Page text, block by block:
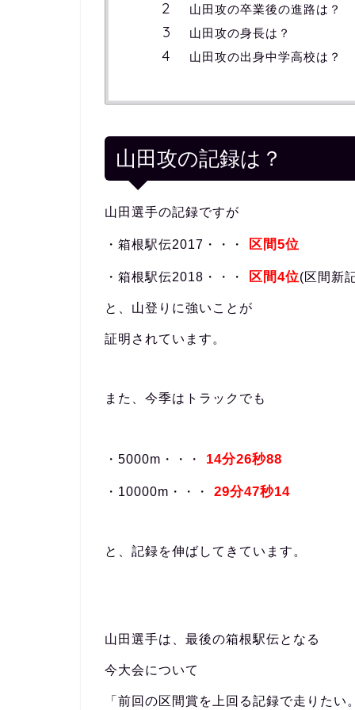
山田攻の卒業後の進路は？
山田攻の身長は？
山田攻の出身中学高校は？
山田攻の記録は？
山田選手の記録ですが
・箱根駅伝2017・・・ 区間5位
・箱根駅伝2018・・・ 区間4位(区間新
と、山登りに強いことが
証明されています。
また、今季はトラックでも
・5000m・・・ 14分26秒88
・10000m・・・ 29分47秒14
と、記録を伸ばしてきています。
山田選手は、最後の箱根駅伝となる
今大会について
「前回の区間賞を上回る記録で走りたい